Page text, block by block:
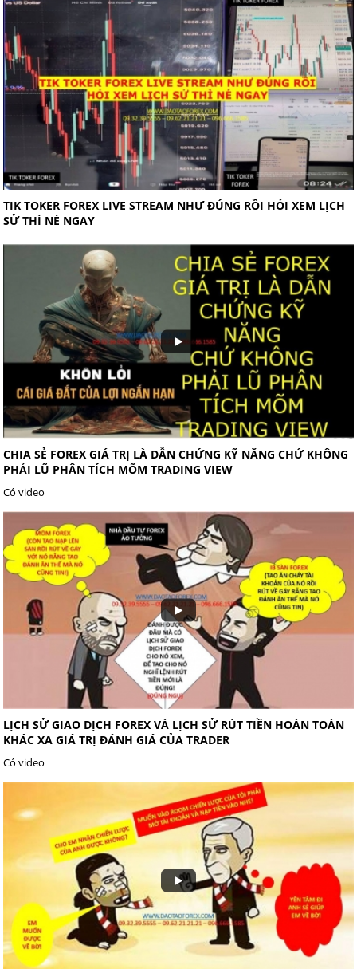
TIK TOKER FOREX LIVE STREAM NHƯ ĐÚNG RỒI HỎI XEM LỊCH
SỬ THÌ NÉ NGAY
CHIA SẺ FOREX GIÁ TRỊ LÀ DẪN CHỨNG KỸ NĂNG CHỨ KHÔNG
PHẢI LŨ PHÂN TÍCH MÕM TRADING VIEW
Có video
LỊCH SỬ GIAO DỊCH FOREX VÀ LỊCH SỬ RÚT TIỀN HOÀN TOÀN
KHÁC XA GIÁ TRỊ ĐÁNH GIÁ CỦA TRADER
Có video